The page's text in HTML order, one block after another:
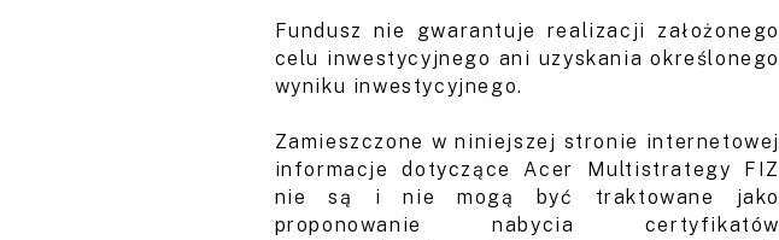
Fundusz nie gwarantuje realizacji założonego
celu inwestycyjnego ani uzyskania określonego
wyniku inwestycyjnego.
Zamieszczone w niniejszej stronie internetowej
informacje dotyczące Acer Multistrategy FIZ
nie są i nie mogą być traktowane jako
proponowanie nabycia certyfikatów